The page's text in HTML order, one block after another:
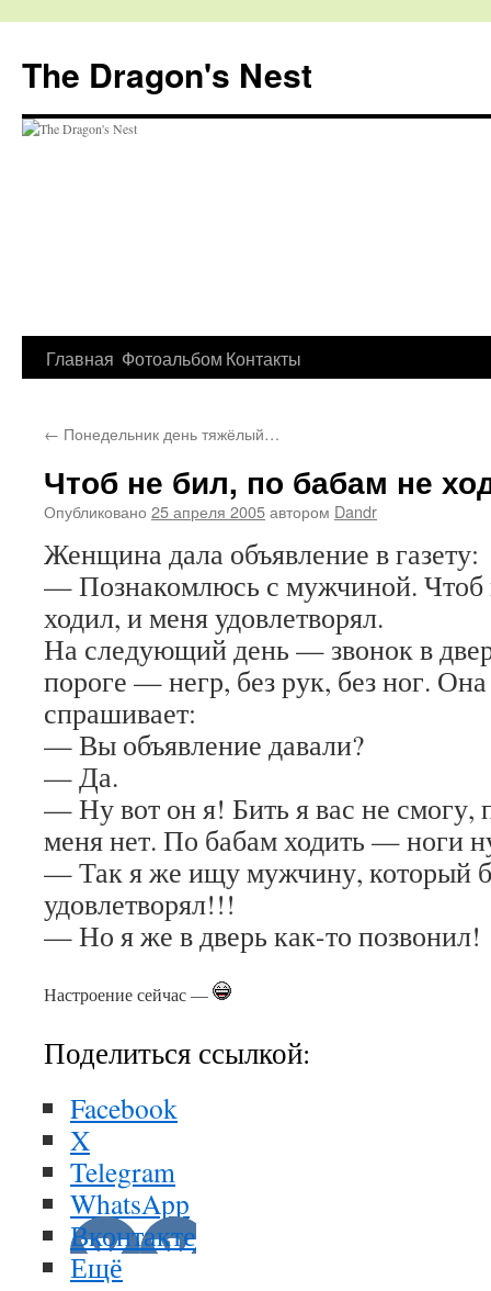
The Dragon's Nest
Перейти
содержимому
Главная Фотоальбом Контакты
← Понедельник день тяжёлый…
Чтоб не бил, по бабам не
Опубликовано 25 апреля 2005автором Dandr
Женщина дала объявление в газету:
— Познакомлюсь с мужчиной. Чтоб
ходил, и меня удовлетворял.
На следующий день — звонок в
пороге — негр, без рук, без ног.
спрашивает:
— Вы объявление давали?
— Да.
— Ну вот он я! Бить я вас не смогу,
меня нет. По бабам ходить — ноги
— Так я же ищу мужчину, который
удовлетворял!!!
— Но я же в дверь как-то позвонил!
Настроение сейчас —
Поделиться ссылкой:
Facebook
X
Telegram
WhatsApp
Вконтакте
Ещё